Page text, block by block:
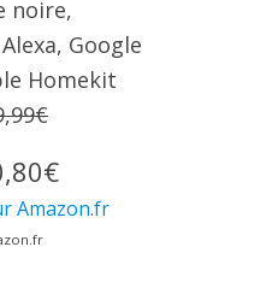
noire,
Google
Homekit
Amazon.fr